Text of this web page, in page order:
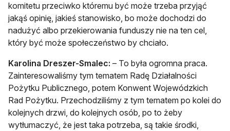
komitetu przeciwko któremu być może trzeba przyjąć
jakąś opinię, jakieś stanowisko, bo może dochodzi do
nadużyć albo przekierowania funduszy nie na ten cel,
który być może społeczeństwo by chciało.
Karolina Dreszer-Smalec: – To była ogromna praca.
Zainteresowaliśmy tym tematem Radę Działalności
Pożytku Publicznego, potem Konwent Wojewódzkich
Rad Pożytku. Przechodziliśmy z tym tematem po kolei do
kolejnych drzwi, do kolejnych osób, po to żeby
wytłumaczyć, że jest taka potrzeba, są takie środki,